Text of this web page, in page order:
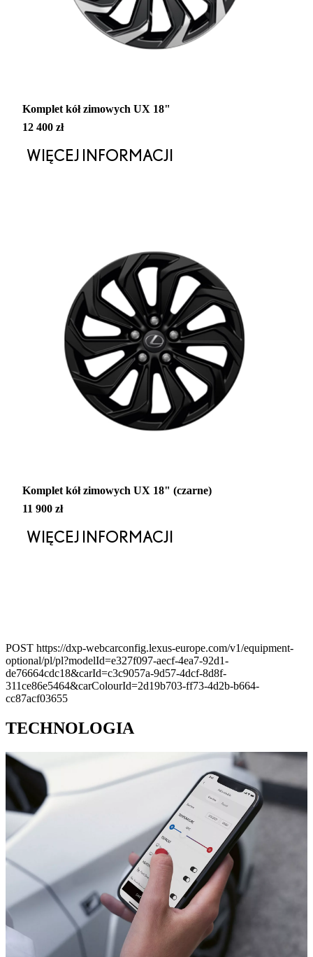
Komplet kół zimowych UX 18"
12 400 zł
WIĘCEJ INFORMACJI
Komplet kół zimowych UX 18" (czarne)
11 900 zł
WIĘCEJ INFORMACJI
POST https://dxp-webcarconfig.lexus-europe.com/v1/equipment-
optional/pl/pl?modelId=e327f097-aecf-4ea7-92d1-
de76664cdc18&carId=c3c9057a-9d57-4dcf-8d8f-
311ce86e5464&carColourId=2d19b703-ff73-4d2b-b664-
cc87acf03655
TECHNOLOGIA